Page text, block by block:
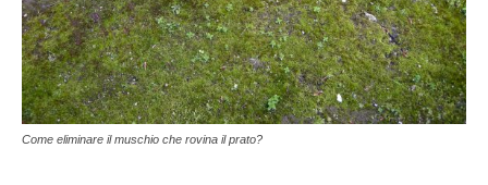
Come eliminare il muschio che rovina il prato?